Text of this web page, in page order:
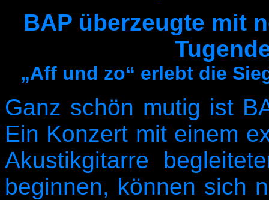
BAP überzeugte mit
„Aff und zo“ erlebt die
Ganz schön mutig ist
Ein Konzert mit einem
Akustikgitarre
beginnen, können sich